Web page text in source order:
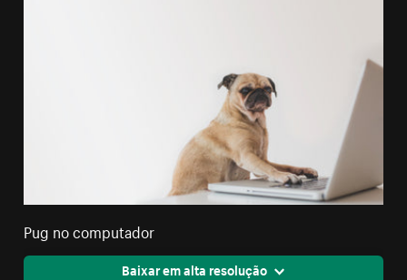
Pug no computador
Baixar em alta resolução